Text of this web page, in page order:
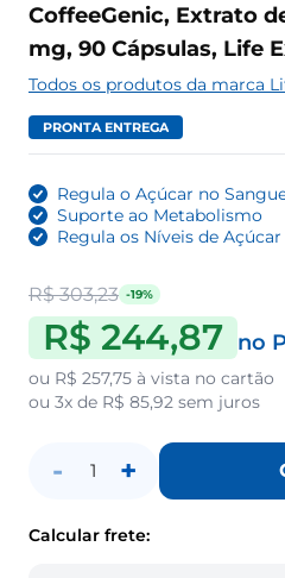
CoffeeGenic, Extrato
mg, 90 Cápsulas, Life
Todos os produtos da marca
PRONTA ENTREGA
Regula o Açúcar no
Suporte ao Metabolismo
Regula os Níveis de
R$ 303,23 -19%
R$ 244,87 no
ou R$ 257,75 à vista no cartão
ou 3x de R$ 85,92 sem juros
- 1 +
Calcular frete: